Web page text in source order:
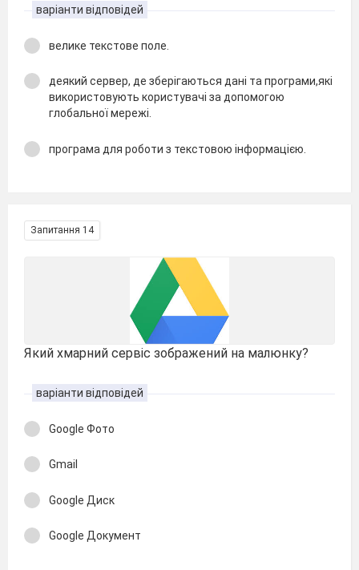
варіанти відповідей
велике текстове поле.
деякий сервер, де зберігаються дані та програми,які
використовують користувачі за допомогою
глобальної мережі.
програма для роботи з текстовою інформацією.
Запитання 14
Який хмарний сервіс зображений на малюнку?
варіанти відповідей
Google Фото
Gmail
Google Диск
Google Документ